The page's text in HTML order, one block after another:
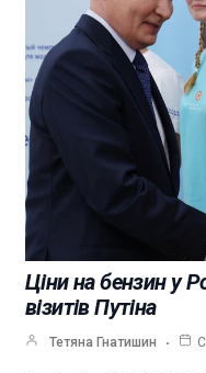
Ціни на бензин у
візитів Путіна
Тетяна Гнатишин